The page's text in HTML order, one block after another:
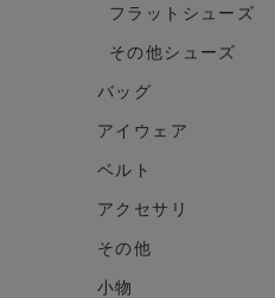
フラットシューズ
その他シューズ
バッグ
アイウェア
ベルト
アクセサリ
その他
小物